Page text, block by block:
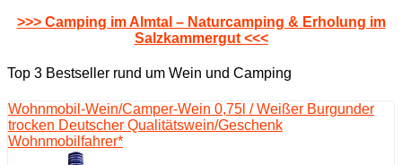
>>> Camping im Almtal – Naturcamping & Erholung im
Salzkammergut <<<
Top 3 Bestseller rund um Wein und Camping
Wohnmobil-Wein/Camper-Wein 0,75l / Weißer Burgunder
trocken Deutscher Qualitätswein/Geschenk
Wohnmobilfahrer*